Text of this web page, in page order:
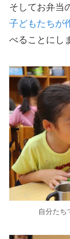
そしてお弁当
子どもたちが
べることにし
自分たち